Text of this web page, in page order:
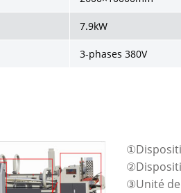
7.9kW
3-phases 380V
③Unité